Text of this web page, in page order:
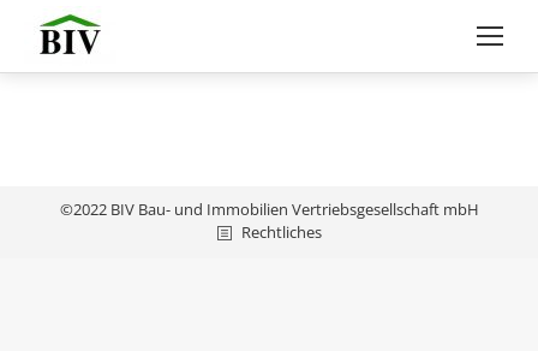
©2022 BIV Bau- und Immobilien Vertriebsgesellschaft mbH
Rechtliches